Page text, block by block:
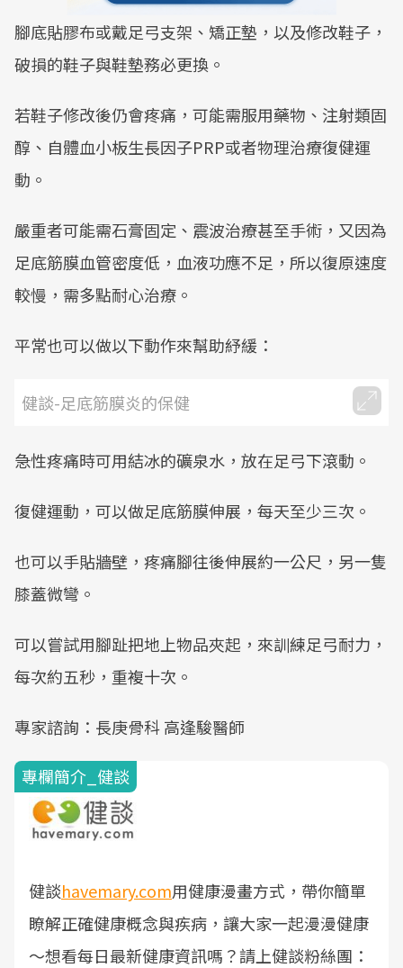
腳底貼膠布或戴足弓支架、矯正墊，以及修改鞋子，
破損的鞋子與鞋墊務必更換。
若鞋子修改後仍會疼痛，可能需服用藥物、注射類固
醇、自體血小板生長因子PRP或者物理治療復健運
動。
嚴重者可能需石膏固定、震波治療甚至手術，又因為
足底筋膜血管密度低，血液功應不足，所以復原速度
較慢，需多點耐心治療。
平常也可以做以下動作來幫助紓緩：
健談-足底筋膜炎的保健
急性疼痛時可用結冰的礦泉水，放在足弓下滾動。
復健運動，可以做足底筋膜伸展，每天至少三次。
也可以手貼牆壁，疼痛腳往後伸展約一公尺，另一隻
膝蓋微彎。
可以嘗試用腳趾把地上物品夾起，來訓練足弓耐力，
每次約五秒，重複十次。
專家諮詢：長庚骨科 高逢駿醫師
專欄簡介_健談
健談havemary.com用健康漫畫方式，帶你簡單
瞭解正確健康概念與疾病，讓大家一起漫漫健康
～想看每日最新健康資訊嗎？請上健談粉絲團：